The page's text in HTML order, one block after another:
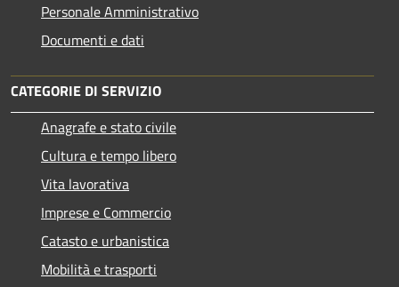
Personale Amministrativo
Documenti e dati
CATEGORIE DI SERVIZIO
Anagrafe e stato civile
Cultura e tempo libero
Vita lavorativa
Imprese e Commercio
Catasto e urbanistica
Mobilità e trasporti